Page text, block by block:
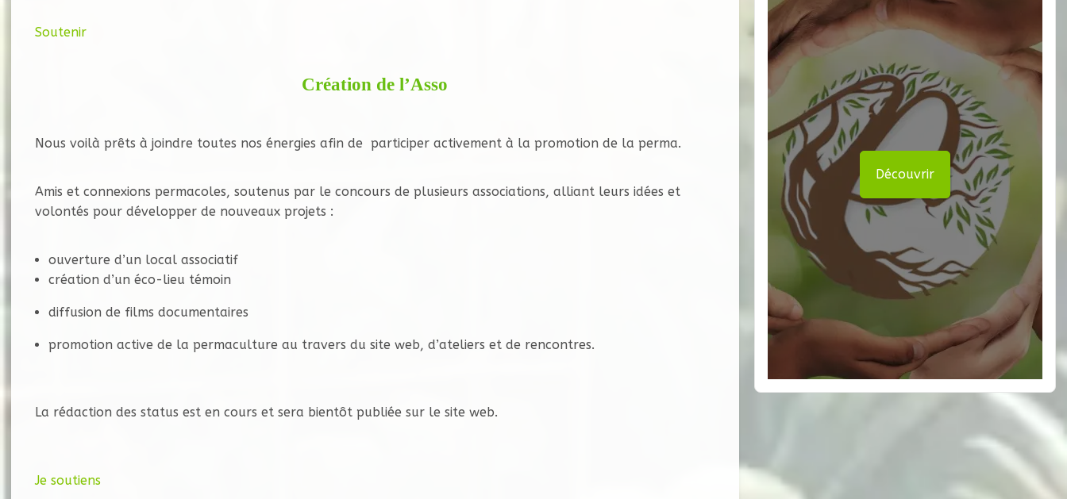
Soutenir
Création de l’Asso
Nous voilà prêts à joindre toutes nos énergies afin de participer activement à la promotion de la perma.
Amis et connexions permacoles, soutenus par le concours de plusieurs associations, alliant leurs idées et
volontés pour développer de nouveaux projets :
ouverture d’un local associatif
création d’un éco-lieu témoin
diffusion de films documentaires
promotion active de la permaculture au travers du site web, d’ateliers et de rencontres.
La rédaction des status est en cours et sera bientôt publiée sur le site web.
Je soutiens
Découvrir